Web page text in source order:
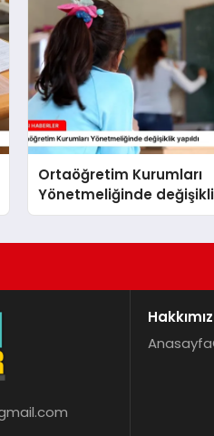
Ortaöğretim Kurumları
Yönetmeliğinde
yapıldı
Anasayfa